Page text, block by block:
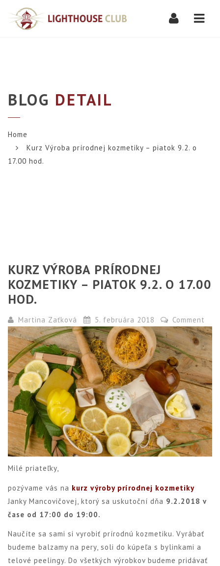
BLOG DETAIL
Home
Kurz Výroba prírodnej kozmetiky – piatok 9.2. o
17.00 hod.
KURZ VÝROBA PRÍRODNEJ
KOZMETIKY – PIATOK 9.2. O 17.00
HOD.
Martina Zaťková 5. februára 2018 Comment
Milé priateľky,
pozývame vás na kurz výroby prírodnej kozmetiky
Janky Mancovičovej, ktorý sa uskutoční dňa 9.2.2018 v
čase od 17:00 do 19:00.
Naučíte sa sami si vyrobiť prírodnú kozmetiku. Vyrábať
budeme balzamy na pery, soli do kúpeľa s bylinkami a
telové peelingy. Do všetkých výrobkov budeme pridávať